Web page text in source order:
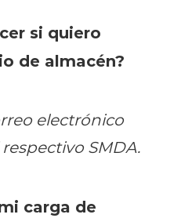
si quiero
de almacén?
electrónico
SMDA.
carga de